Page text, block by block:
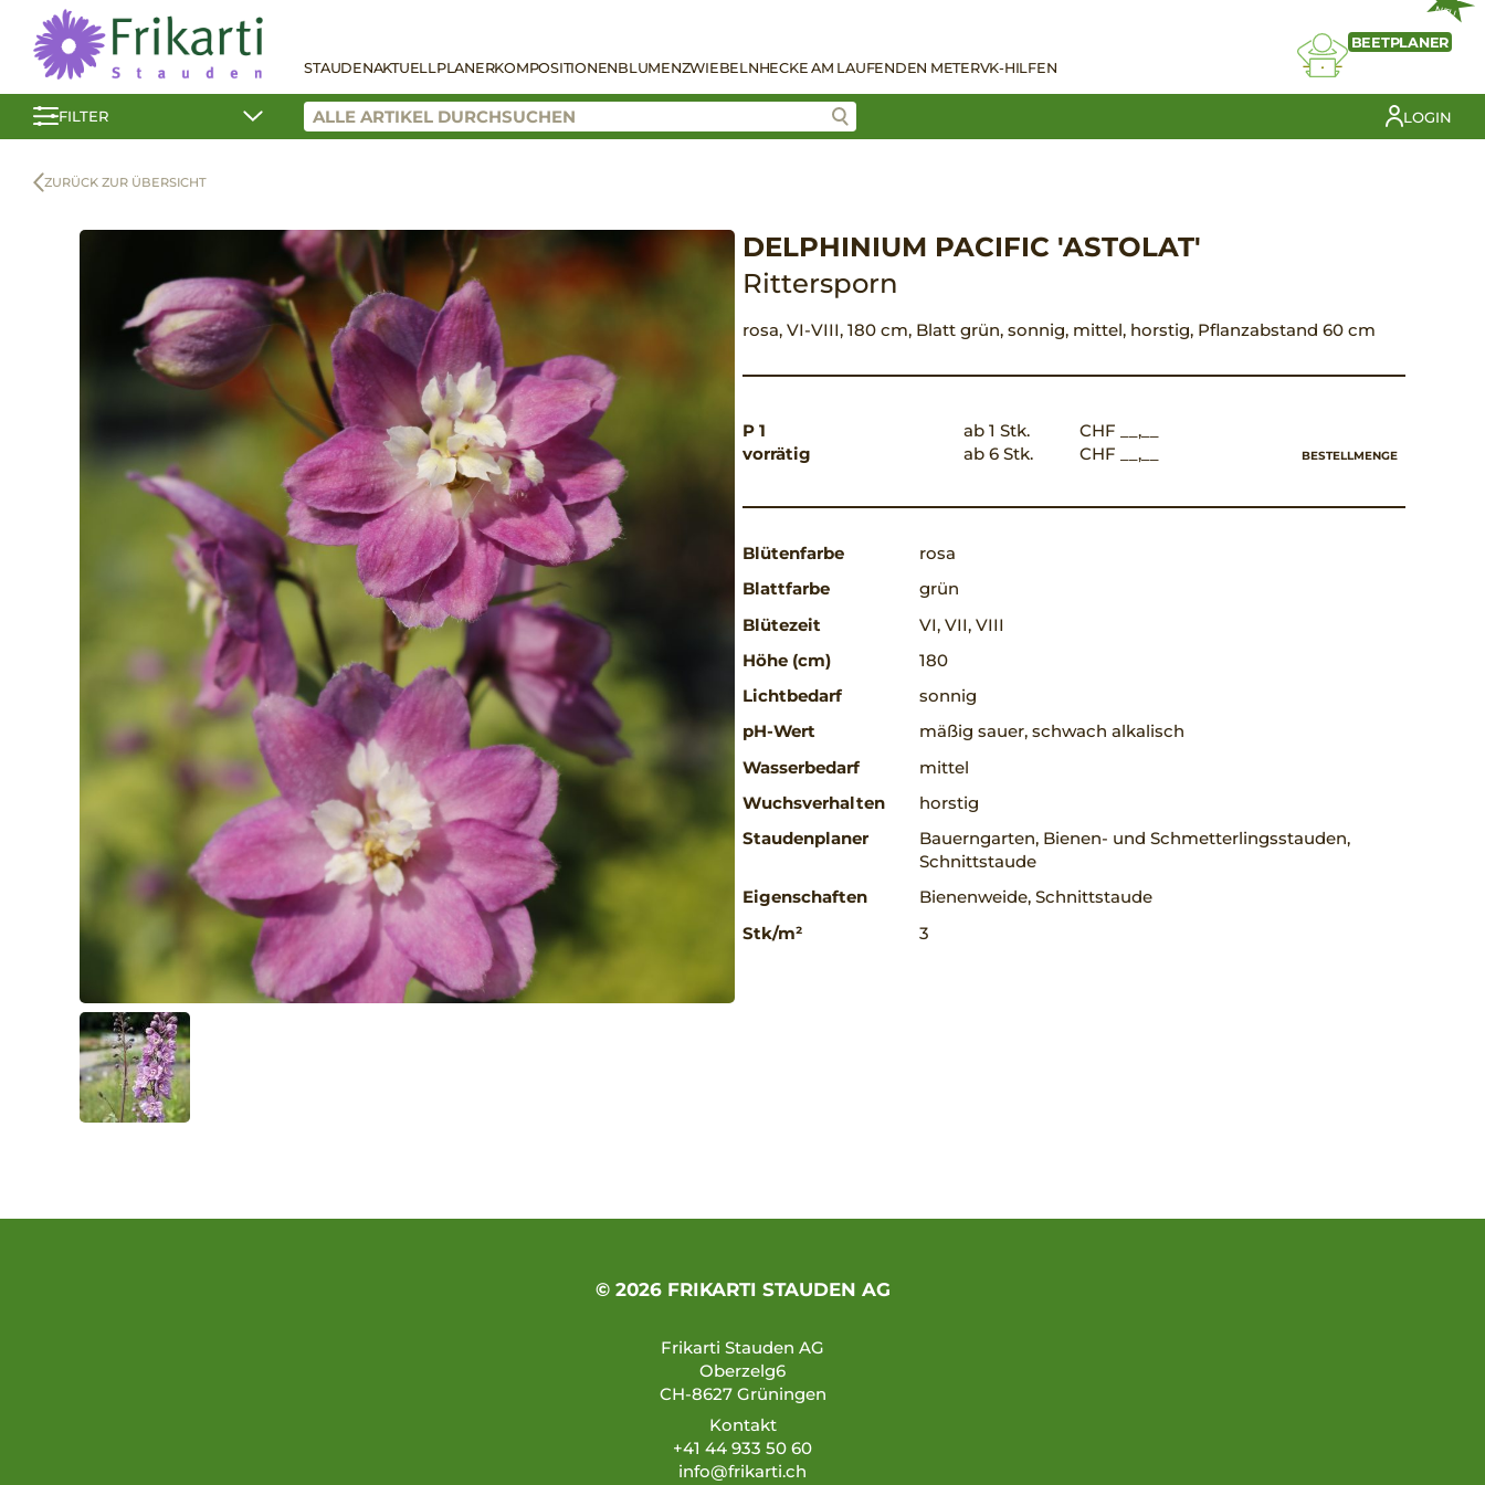
STAUDENAKTUELLPLANERKOMPOSITIONENBLUMENZWIEBELNHECKE AM LAUFENDEN METERVK-HILFEN
NEU
BEETPLANER
FILTER LOGIN
ZURÜCK ZUR ÜBERSICHT
DELPHINIUM PACIFIC 'ASTOLAT'
Rittersporn
rosa, VI-VIII, 180 cm, Blatt grün, sonnig, mittel, horstig, Pflanzabstand 60 cm
P 1
vorrätig
ab 1 Stk.
CHF __,__
ab 6 Stk.
CHF __,__ BESTELLMENGE
Blütenfarbe
rosa
Blattfarbe
grün
Blütezeit
VI, VII, VIII
Höhe (cm)
180
Lichtbedarf
sonnig
pH-Wert
mäßig sauer, schwach alkalisch
Wasserbedarf
mittel
Wuchsverhalten
horstig
Staudenplaner
Bauerngarten, Bienen- und Schmetterlingsstauden,
Schnittstaude
Eigenschaften
Bienenweide, Schnittstaude
Stk/m²
3
© 2026 FRIKARTI STAUDEN AG
Frikarti Stauden AG
Oberzelg6
CH-8627 Grüningen
Kontakt
+41 44 933 50 60
info@frikarti.ch